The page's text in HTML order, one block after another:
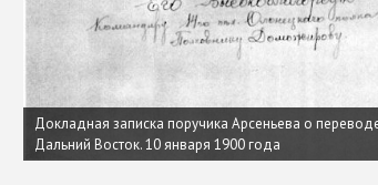
Докладная записка поручика Арсеньева о
Дальний Восток. 10 января 1900 года